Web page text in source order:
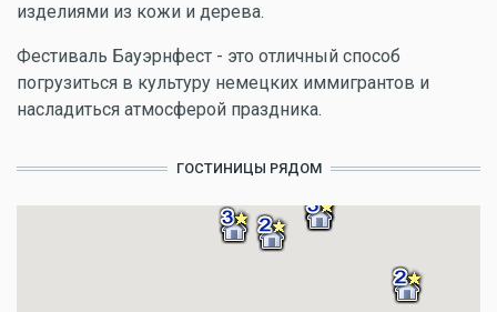
изделиями из кожи и дерева.
Фестиваль Бауэрнфест - это отличный способ
погрузиться в культуру немецких иммигрантов и
насладиться атмосферой праздника.
ГОСТИНИЦЫ РЯДОМ